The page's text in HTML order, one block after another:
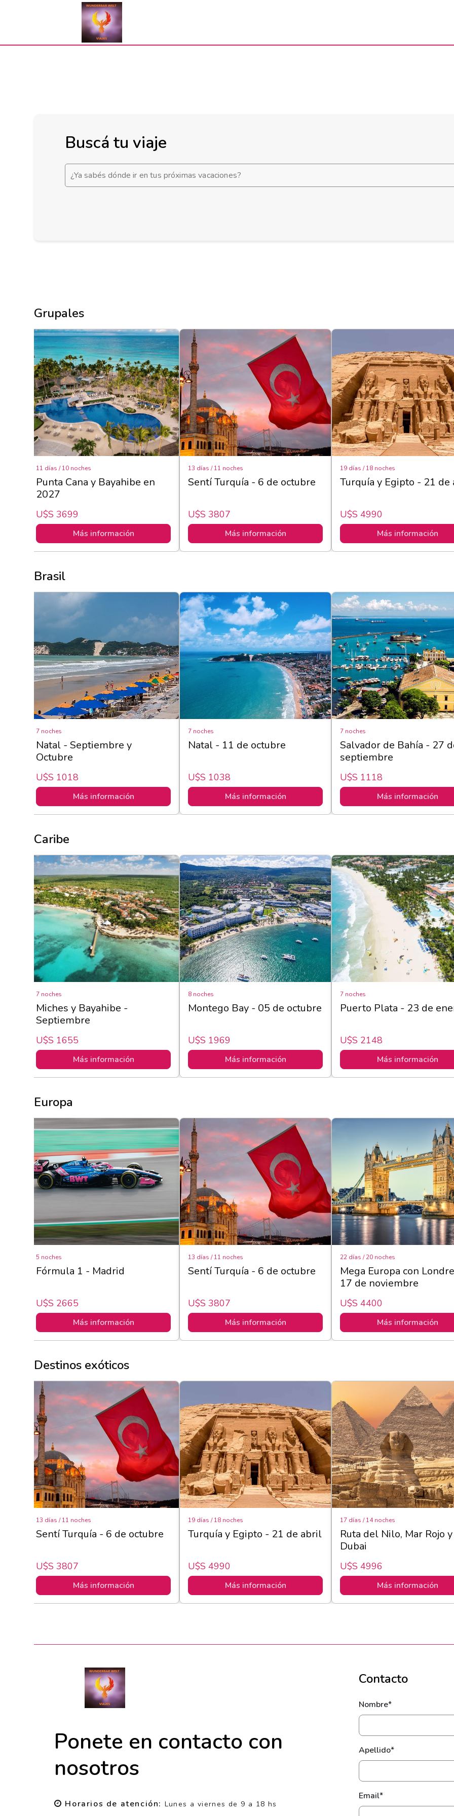
Buscá tu viaje
Grupales
11 días / 10 noches
Punta Cana y Bayahibe en
2027
U$s 3699
Más información
13 días / 11 noches
Sentí Turquía - 6 de octubre
U$s 3807
Más información
19 días / 18 noches
Turquía y Egipto - 21 de
U$s 4990
Más información
Brasil
7 noches
Natal - Septiembre y
Octubre
U$s 1018
Más información
7 noches
Natal - 11 de octubre
U$s 1038
Más información
7 noches
Salvador de Bahía - 27
septiembre
U$s 1118
Más información
Caribe
7 noches
Miches y Bayahibe -
Septiembre
U$s 1655
Más información
8 noches
Montego Bay - 05 de octubre
U$s 1969
Más información
7 noches
Puerto Plata - 23 de
U$s 2148
Más información
Europa
5 noches
Fórmula 1 - Madrid
U$s 2665
Más información
13 días / 11 noches
Sentí Turquía - 6 de octubre
U$s 3807
Más información
22 días / 20 noches
Mega Europa con
17 de noviembre
U$s 4400
Más información
Destinos exóticos
13 días / 11 noches
Sentí Turquía - 6 de octubre
U$s 3807
Más información
19 días / 18 noches
Turquía y Egipto - 21 de abril
U$s 4990
Más información
17 días / 14 noches
Ruta del Nilo, Mar Rojo y
Dubai
U$s 4996
Más información
Ponete en contacto con
nosotros
Horarios de atención: Lunes a viernes de 9 a 18 hs
Contacto
Nombre*
Apellido*
Email*